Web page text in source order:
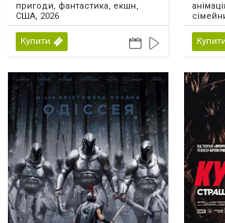
пригоди, фантастика, екшн,
США, 2026
Купити Купити